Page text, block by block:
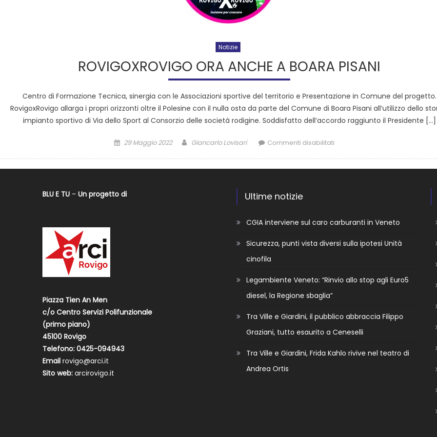
Notizie
ROVIGOXROVIGO ORA ANCHE A BOARA PISANI
Centro di Formazione Tecnica, sinergia con le Associazioni sportive del territorio e Presentazione in Comune del progetto.
RovigoxRovigo allarga i propri orizzonti oltre il Polesine con il nulla osta da parte del Comune di Boara Pisani all’utilizzo dello
impianto sportivo di Via dello Sport al Consorzio delle società rodigine. Soddisfatto dell’accordo raggiunto il Presidente […]
29 Maggio 2022 Giancarlo Lovisari Commenti disabilitati
BLU E TU –Un progetto di
Piazza Tien An Men
c/o Centro Servizi Polifunzionale
(primo piano)
45100 Rovigo
Telefono: 0425-094943
Emailrovigo@arci.it
Sito web:arcirovigo.it
Ultime notizie
CGIA interviene sul caro carburanti in Veneto
Sicurezza, punti vista diversi sulla ipotesi Unità
cinofila
Legambiente Veneto: “Rinvio allo stop agli Euro5
diesel, la Regione sbaglia”
Tra Ville e Giardini, il pubblico abbraccia Filippo
Graziani, tutto esaurito a Ceneselli
Tra Ville e Giardini, Frida Kahlo rivive nel teatro di
Andrea Ortis